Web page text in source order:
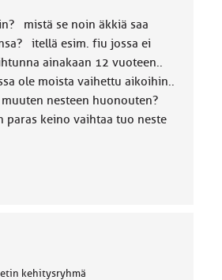
mistä se noin äkkiä saa
itellä esim. fiu jossa ei
ainakaan 12 vuoteen..
ole moista vaihettu aikoihin..
nesteen huonouten?
paras keino vaihtaa tuo neste
kehitysryhmä